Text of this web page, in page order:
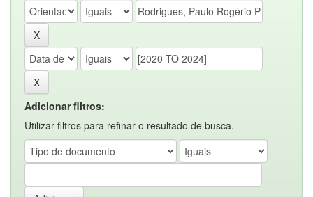
Adicionar filtros:
Utilizar filtros para refinar o resultado de busca.